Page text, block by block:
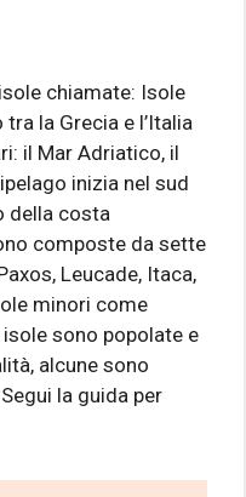
chiamate: Isole
la Grecia e l’Italia
il Mar Adriatico, il
inizia nel sud
della costa
composte da sette
Leucade, Itaca,
minori come
isole sono popolate e
alcune sono
la guida per